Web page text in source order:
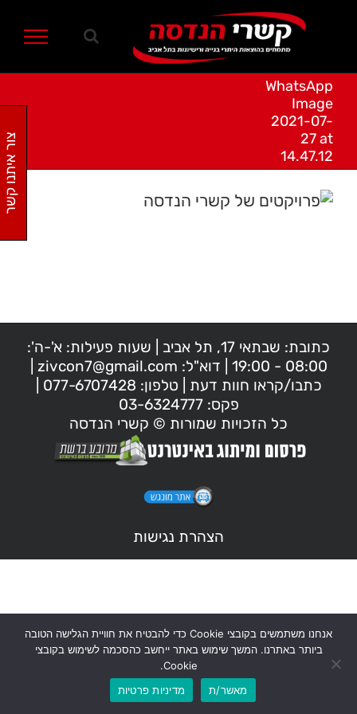
WhatsApp
Image
2021-07-
27 at
14.47.12
כתובת: שבתאי 17, תל אביב | שעות פעילות: א'-ה':
פקס: 03-6324777
כל הזכויות שמורות © קשרי הנדסה
הצהרת נגישות
לוואטסאפ לשיחת טלפון
צור איתנו קשר
אנחנו משתמשים בקובצי Cookie כדי להבטיח את חוויית הגלישה הטובה
ביותר באתרנו. המשך שימוש באתר ייחשב כהסכמה לשימוש בקובצי
Cookie.
מאשר/ת
מדיניות פרטיות